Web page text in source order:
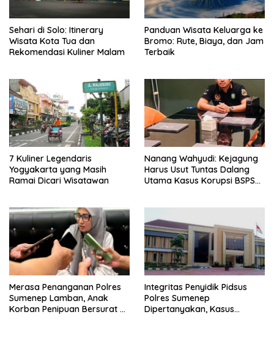
Sehari di Solo: Itinerary
Wisata Kota Tua dan
Rekomendasi Kuliner Malam
Panduan Wisata Keluarga ke
Bromo: Rute, Biaya, dan Jam
Terbaik
7 Kuliner Legendaris
Yogyakarta yang Masih
Ramai Dicari Wisatawan
Nanang Wahyudi: Kejagung
Harus Usut Tuntas Dalang
Utama Kasus Korupsi BSPS
Merasa Penanganan Polres
Sumenep Lamban, Anak
Korban Penipuan Bersurat ke
Integritas Penyidik Pidsus
Polres Sumenep
Dipertanyakan, Kasus